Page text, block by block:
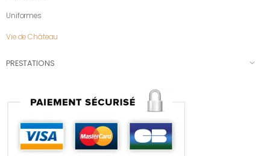
Uniformes
Vie de Château
PRESTATIONS